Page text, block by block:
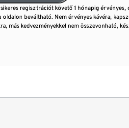
sikeres regisztrációt követő 1 hónapig érvényes,
beváltható. Nem érvényes kávéra,
más kedvezményekkel nem összevonható,